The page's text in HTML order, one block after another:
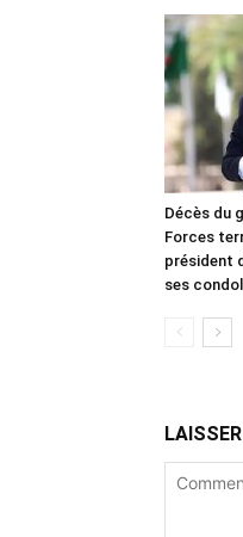
Décès du
Forces
président
ses